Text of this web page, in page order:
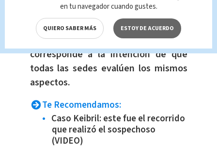
En educación vial defienden el nuevo
circuito de pruebas prácticas de
manejo y aseguran que elcambio
corresponde a la intención de que
todas las sedes evalúen los mismos
aspectos.
Te Recomendamos:
Caso Keibril: este fue el recorrido
que realizó el sospechoso
(VIDEO)
en tu navegador cuando gustes.
QUIERO SABER MÁS ESTOY DE ACUERDO